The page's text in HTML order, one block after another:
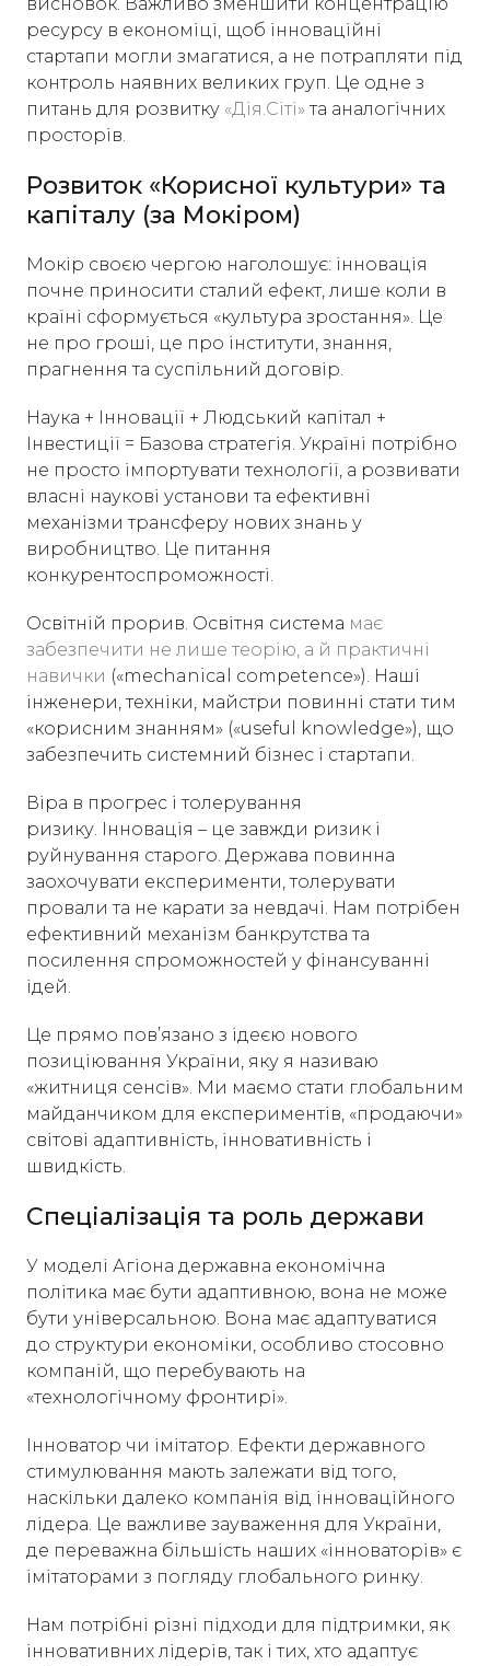
ресурсу в економіці, щоб інноваційні
стартапи могли змагатися, а не потрапляти під
контроль наявних великих груп. Це одне з
питань для розвитку «Дія.Сіті» та аналогічних
просторів.
Розвиток «Корисної культури» та
капіталу (за Мокіром)
Мокір своєю чергою наголошує: інновація
почне приносити сталий ефект, лише коли в
країні сформується «культура зростання». Це
не про гроші, це про інститути, знання,
прагнення та суспільний договір.
Наука + Інновації + Людський капітал +
Інвестиції = Базова стратегія. Україні потрібно
не просто імпортувати технології, а розвивати
власні наукові установи та ефективні
механізми трансферу нових знань у
виробництво. Це питання
конкурентоспроможності.
Освітній прорив. Освітня система має
забезпечити не лише теорію, а й практичні
навички («mechanical competence»). Наші
інженери, техніки, майстри повинні стати тим
«корисним знанням» («useful knowledge»), що
забезпечить системний бізнес і стартапи.
Віра в прогрес і толерування
ризику. Інновація – це завжди ризик і
руйнування старого. Держава повинна
заохочувати експерименти, толерувати
провали та не карати за невдачі. Нам потрібен
ефективний механізм банкрутства та
посилення спроможностей у фінансуванні
ідей.
Це прямо пов’язано з ідеєю нового
позиціювання України, яку я називаю
«житниця сенсів». Ми маємо стати глобальним
майданчиком для експериментів, «продаючи»
світові адаптивність, інновативність і
швидкість.
Спеціалізація та роль держави
У моделі Агіона державна економічна
політика має бути адаптивною, вона не може
бути універсальною. Вона має адаптуватися
до структури економіки, особливо стосовно
компаній, що перебувають на
«технологічному фронтирі».
Інноватор чи імітатор. Ефекти державного
стимулювання мають залежати від того,
наскільки далеко компанія від інноваційного
лідера. Це важливе зауваження для України,
де переважна більшість наших «інноваторів» є
імітаторами з погляду глобального ринку.
Нам потрібні різні підходи для підтримки, як
інновативних лідерів, так і тих, хто адаптує